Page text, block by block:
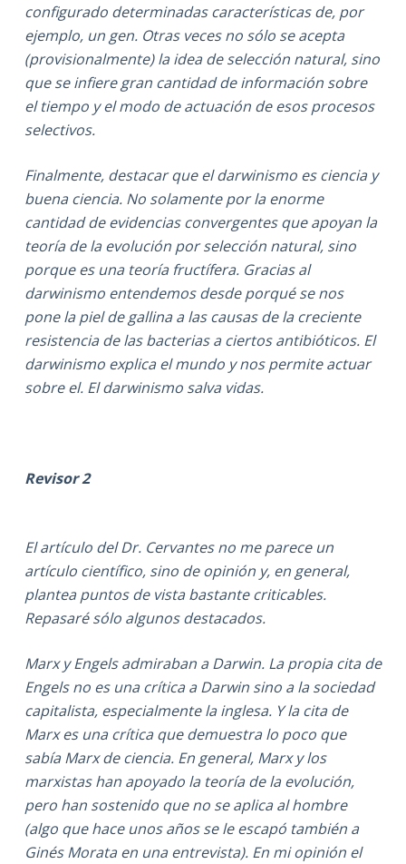
configurado determinadas características de, por
ejemplo, un gen. Otras veces no sólo se acepta
(provisionalmente) la idea de selección natural, sino
que se infiere gran cantidad de información sobre
el tiempo y el modo de actuación de esos procesos
selectivos.
Finalmente, destacar que el darwinismo es ciencia y
buena ciencia. No solamente por la enorme
cantidad de evidencias convergentes que apoyan la
teoría de la evolución por selección natural, sino
porque es una teoría fructífera. Gracias al
darwinismo entendemos desde porqué se nos
pone la piel de gallina a las causas de la creciente
resistencia de las bacterias a ciertos antibióticos. El
darwinismo explica el mundo y nos permite actuar
sobre el. El darwinismo salva vidas.
Revisor 2
El artículo del Dr. Cervantes no me parece un
artículo científico, sino de opinión y, en general,
plantea puntos de vista bastante criticables.
Repasaré sólo algunos destacados.
Marx y Engels admiraban a Darwin. La propia cita de
Engels no es una crítica a Darwin sino a la sociedad
capitalista, especialmente la inglesa. Y la cita de
Marx es una crítica que demuestra lo poco que
sabía Marx de ciencia. En general, Marx y los
marxistas han apoyado la teoría de la evolución,
pero han sostenido que no se aplica al hombre
(algo que hace unos años se le escapó también a
Ginés Morata en una entrevista). En mi opinión el